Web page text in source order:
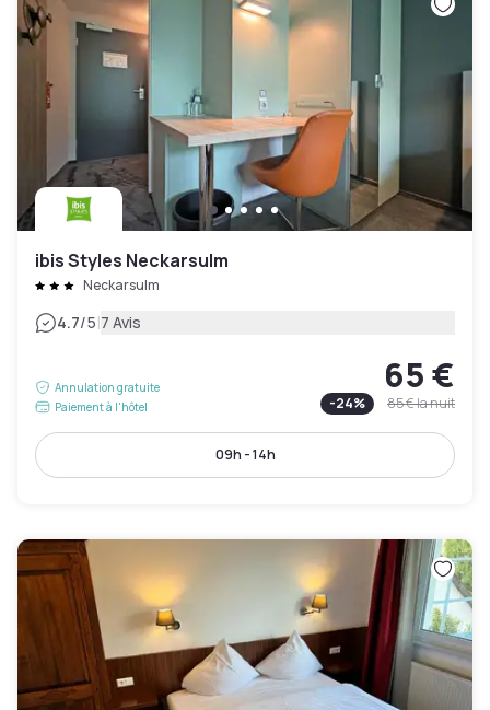
ibis Styles Neckarsulm
Neckarsulm
4.7/5|7 Avis
Annulation gratuite
Paiement à l'hôtel
65 €
-24% 85 €la nuit
09h - 14h